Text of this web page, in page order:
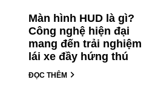
Màn hình HUD là gì?
Công nghệ hiện đại
mang đến trải nghiệm
lái xe đầy hứng thú
ĐỌC THÊM